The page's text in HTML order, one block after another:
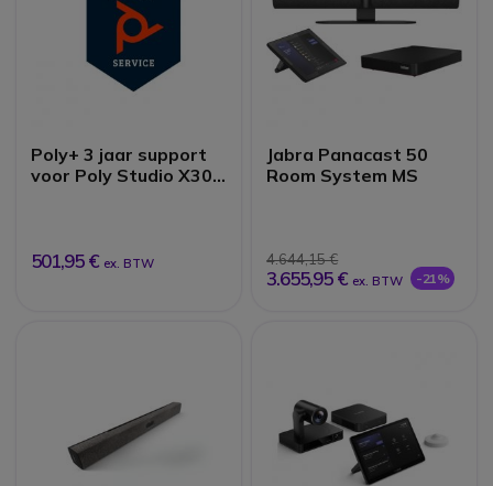
Poly+ 3 jaar support
voor Poly Studio X30
501,95 € ex. BTW
Jabra Panacast 50
Room System MS
4.644,15 €
3.655,95 € ex. BTW -21%